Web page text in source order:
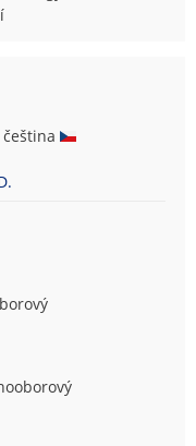
čeština